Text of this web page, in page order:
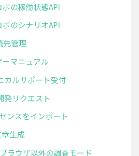
の稼働状態API
のシナリオAPI
先管理
マニュアル
カルサポート受付
発リクエスト
ンスをインポート
生成
ラウザ以外の調査モード